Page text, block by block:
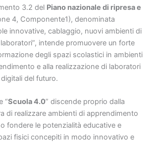
3.2 del Piano nazionale di ripresa e
4, Componente1), denominata
innovative, cablaggio, nuovi ambienti di
intende promuovere un forte
degli spazi scolastici in ambienti
e alla realizzazione di laboratori
del futuro.
“Scuola 4.0” discende proprio dalla
di realizzare ambienti di apprendimento
fondere le potenzialità educative e
fisici concepiti in modo innovativo e